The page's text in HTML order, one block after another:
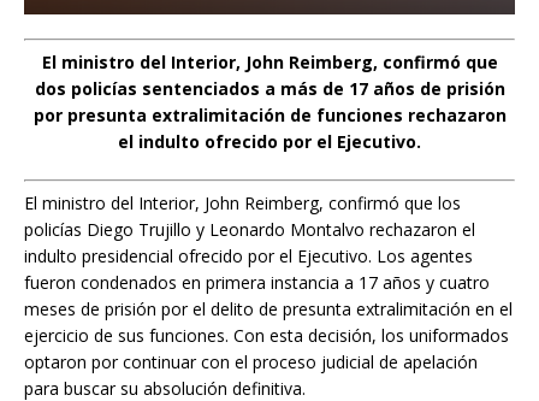
El ministro del Interior, John Reimberg, confirmó que
dos policías sentenciados a más de 17 años de prisión
por presunta extralimitación de funciones rechazaron
el indulto ofrecido por el Ejecutivo.
El ministro del Interior, John Reimberg, confirmó que los
policías Diego Trujillo y Leonardo Montalvo rechazaron el
indulto presidencial ofrecido por el Ejecutivo. Los agentes
fueron condenados en primera instancia a 17 años y cuatro
meses de prisión por el delito de presunta extralimitación en el
ejercicio de sus funciones. Con esta decisión, los uniformados
optaron por continuar con el proceso judicial de apelación
para buscar su absolución definitiva.